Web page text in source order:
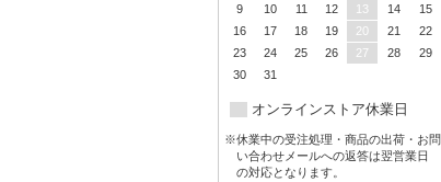
9
10 11 12 13 14
15
16
17 18 19 20 21
22
23
24 25 26 27 28
29
30
31
オンラインストア休業日
※休業中の受注処理・商品の出荷・お問
い合わせメールへの返答は翌営業日
の対応となります。